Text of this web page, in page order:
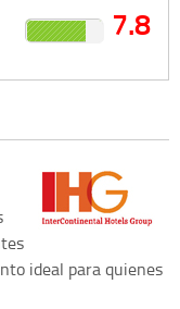
7.8
ideal para quienes